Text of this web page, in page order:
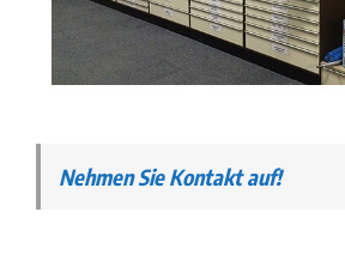
Nehmen Sie Kontakt auf!